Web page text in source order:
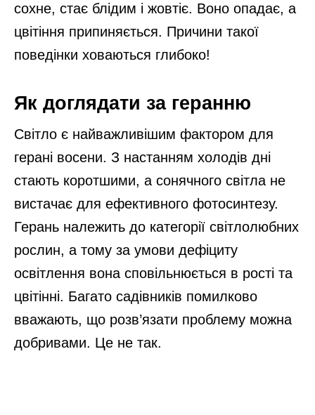
сохне, стає блідим і жовтіє. Воно опадає, а
цвітіння припиняється. Причини такої
поведінки ховаються глибоко!
Як доглядати за геранню
Світло є найважливішим фактором для
герані восени. З настанням холодів дні
стають коротшими, а сонячного світла не
вистачає для ефективного фотосинтезу.
Герань належить до категорії світлолюбних
рослин, а тому за умови дефіциту
освітлення вона сповільнюється в рості та
цвітінні. Багато садівників помилково
вважають, що розв’язати проблему можна
добривами. Це не так.